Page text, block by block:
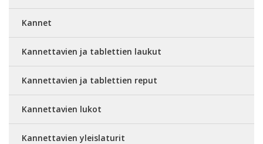
Kannet
Kannettavien ja tablettien laukut
Kannettavien ja tablettien reput
Kannettavien lukot
Kannettavien yleislaturit